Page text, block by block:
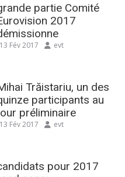
partie Comité
2017
13 Fév 2017 evt
Trăistariu, un des
participants au
préliminaire
13 Fév 2017 evt
pour 2017